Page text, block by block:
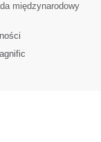
międzynarodowy